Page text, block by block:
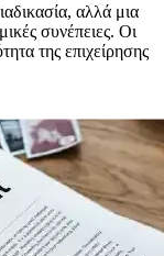
αλλά μια
συνέπειες. Οι
της επιχείρησης